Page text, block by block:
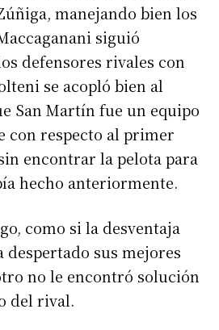
*
manejando bien los
siguió
defensores rivales con
se acopló bien al
San Martín fue un equipo
con respecto al primer
encontrar la pelota para
hecho anteriormente.
como si la desventaja
sus mejores
no le encontró solución
del rival.